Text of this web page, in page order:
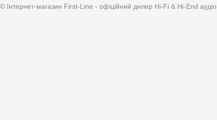
© Інтернет-магазин First-Line - офіційний дилер Hi-Fi & Hi-End